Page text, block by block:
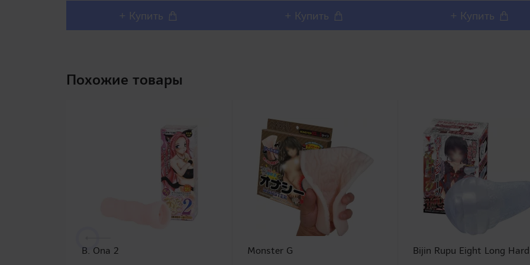
+ Купить + Купить
модели которой..
+ Купить
Похожие товары
B. Ona 2 Monster G Bijin Rupu Eight Long Hard